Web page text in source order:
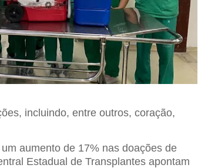
incluindo, entre outros, coração,
aumento de 17% nas doações de
Estadual de Transplantes apontam